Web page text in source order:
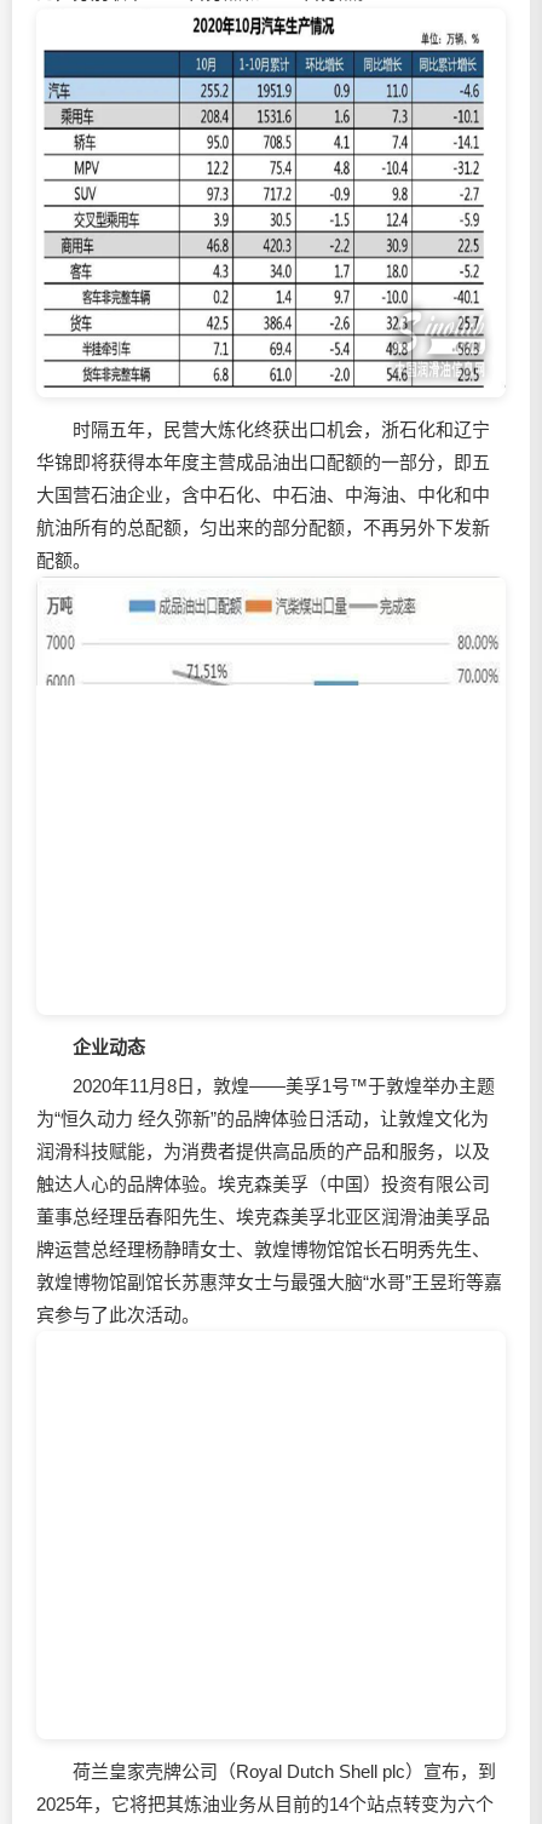
时隔五年，民营大炼化终获出口机会，浙石化和辽宁
华锦即将获得本年度主营成品油出口配额的一部分，即五
大国营石油企业，含中石化、中石油、中海油、中化和中
航油所有的总配额，匀出来的部分配额，不再另外下发新
配额。
企业动态
2020年11月8日，敦煌——美孚1号™于敦煌举办主题
为“恒久动力 经久弥新”的品牌体验日活动，让敦煌文化为
润滑科技赋能，为消费者提供高品质的产品和服务，以及
触达人心的品牌体验。埃克森美孚（中国）投资有限公司
董事总经理岳春阳先生、埃克森美孚北亚区润滑油美孚品
牌运营总经理杨静晴女士、敦煌博物馆馆长石明秀先生、
敦煌博物馆副馆长苏惠萍女士与最强大脑“水哥”王昱珩等嘉
宾参与了此次活动。
荷兰皇家壳牌公司（Royal Dutch Shell plc）宣布，到
2025年，它将把其炼油业务从目前的14个站点转变为六个